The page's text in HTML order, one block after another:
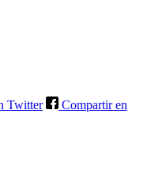
Twitter
Compartir en